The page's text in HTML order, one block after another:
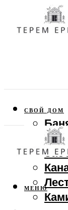
СВОЙ ДОМ
МЕНЮ